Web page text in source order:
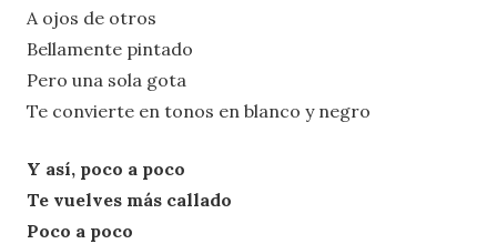
A ojos de otros
Bellamente pintado
Pero una sola gota
Te convierte en tonos en blanco y negro
Y así, poco a poco
Te vuelves más callado
Poco a poco